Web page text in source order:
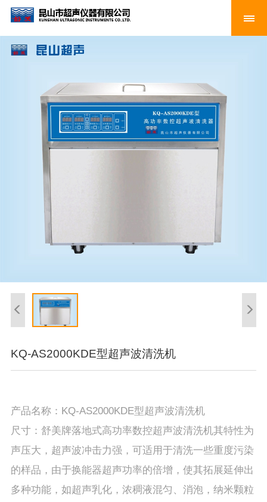
KQ-AS2000KDE型超声波清洗机
产品名称：KQ-AS2000KDE型超声波清洗机
尺寸：舒美牌落地式高功率数控超声波清洗机其特性为
声压大，超声波冲击力强，可适用于清洗一些重度污染
的样品，由于换能器超声功率的倍增，使其拓展延伸出
多种功能，如超声乳化，浓稠液混匀、消泡，纳米颗粒